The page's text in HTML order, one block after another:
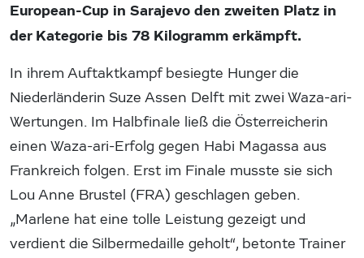
European-Cup in Sarajevo den zweiten Platz in
der Kategorie bis 78 Kilogramm erkämpft.
In ihrem Auftaktkampf besiegte Hunger die
Niederländerin Suze Assen Delft mit zwei Waza-ari-
Wertungen. Im Halbfinale ließ die Österreicherin
einen Waza-ari-Erfolg gegen Habi Magassa aus
Frankreich folgen. Erst im Finale musste sie sich
Lou Anne Brustel (FRA) geschlagen geben.
„Marlene hat eine tolle Leistung gezeigt und
verdient die Silbermedaille geholt“, betonte Trainer